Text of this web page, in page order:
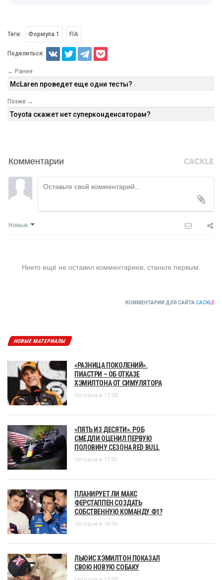
Теги: Формула 1 FIA
Поделиться:
← Ранее
McLaren проведет еще одни тесты?
Позже →
Toyota скажет нет суперконденсаторам?
Комментарии
Новые
Никто ещё не оставил комментариев, станьте первым.
КОММЕНТАРИИ ДЛЯ САЙТА CACKLE
НОВЫЕ МАТЕРИАЛЫ
«РАЗНИЦА ПОКОЛЕНИЙ».
ПИАСТРИ – ОБ ОТКАЗЕ
ХЭМИЛТОНА ОТ СИМУЛЯТОРА
Сегодня в 17:58
«ПЯТЬ ИЗ ДЕСЯТИ». РОБ
СМЕДЛИ ОЦЕНИЛ ПЕРВУЮ
ПОЛОВИНУ СЕЗОНА RED BULL
Сегодня в 17:01
ПЛАНИРУЕТ ЛИ МАКС
ФЕРСТАППЕН СОЗДАТЬ
СОБСТВЕННУЮ КОМАНДУ Ф1?
Сегодня в 16:05
ЛЬЮИС ХЭМИЛТОН ПОКАЗАЛ
СВОЮ НОВУЮ СОБАКУ